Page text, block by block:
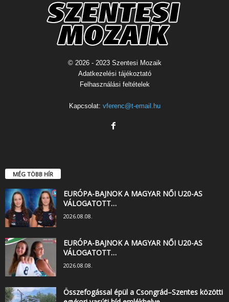
© 2026 - 2023 Szentesi Mozaik
Adatkezelési tájékoztató
Felhasználási feltételek
Kapcsolat: vferenc@t-email.hu
MÉG TÖBB HÍR
EURÓPA-BAJNOK A MAGYAR NŐI U20-AS
VÁLOGATOTT…
2026.08.08.
EURÓPA-BAJNOK A MAGYAR NŐI U20-AS
VÁLOGATOTT…
2026.08.08.
Összefogással épül a Csongrád–Szentes közötti